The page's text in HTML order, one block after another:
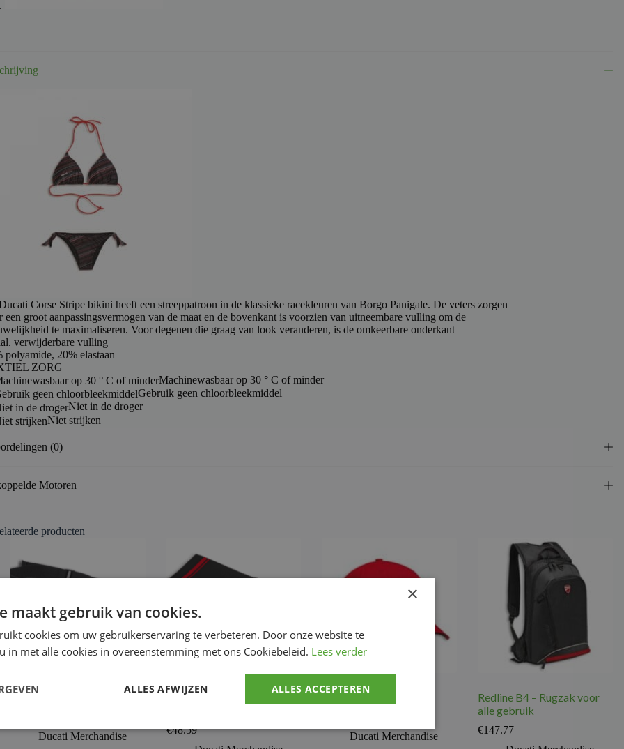
Corse Stripe bikini heeft een streeppatroon in de klassieke racekleuren van Borgo Panigale. De veters zorgen
een groot aanpassingsvermogen van de maat en de bovenkant is voorzien van uitneembare vulling om de
te maximaliseren. Voor degenen die graag van look veranderen, is de omkeerbare onderkant
verwijderbare vulling
polyamide, 20% elastaan
ZORG
Machinewasbaar op 30 ° C of minder
Gebruik geen chloorbleekmiddel
Niet in de droger
Niet strijken
(0)
Motoren
producten
DC Sport Fitness heuptas
Ducati Merchandise
Ducati Race strand
€48.59
Bedrijf 2.0 – Cap
Ducati Merchandise
Redline B4 – Rugzak voor
alle gebruik
€147.77
×
maakt gebruik van cookies.
cookies om uw gebruikerservaring te verbeteren. Door onze website te
in met alle cookies in overeenstemming met ons Cookiebeleid. Lees verder
ALLES ACCEPTEREN
ALLES AFWIJZEN